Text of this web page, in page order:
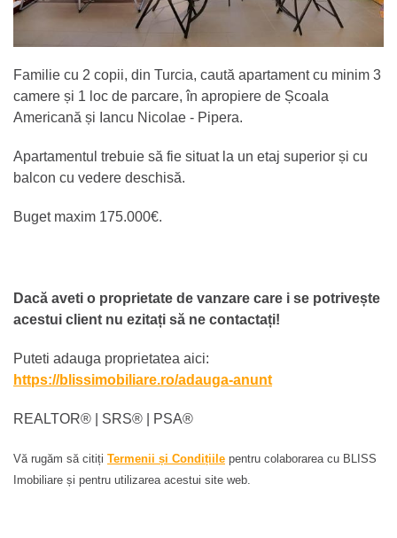
Familie cu 2 copii, din Turcia, caută apartament cu minim 3
camere și 1 loc de parcare, în apropiere de Școala
Americană și Iancu Nicolae - Pipera.
Apartamentul trebuie să fie situat la un etaj superior și cu
balcon cu vedere deschisă.
Buget maxim 175.000€.
Dacă aveti o proprietate de vanzare care i se potrivește
acestui client nu ezitați să ne contactați!
Puteti adauga proprietatea aici:
https://blissimobiliare.ro/adauga-anunt
REALTOR®️ | SRS®️ | PSA®️
Vă rugăm să citiți Termenii și Condițiile pentru colaborarea cu BLISS
Imobiliare și pentru utilizarea acestui site web.